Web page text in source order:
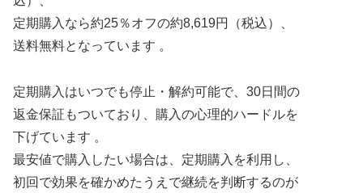
定期購入なら約25％オフの約8,619円（税込）、
送料無料となっています 。
定期購入はいつでも停止・解約可能で、30日間の
返金保証もついており、購入の心理的ハードルを
下げています 。
最安値で購入したい場合は、定期購入を利用し、
初回で効果を確かめたうえで継続を判断するのが